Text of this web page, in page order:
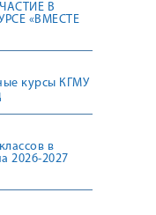
В
«ВМЕСТЕ
курсы КГМУ
в
2026-2027